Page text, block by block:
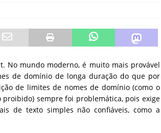
autonomia da IA se torna um risco
NOTÍCIAS
No mundo moderno, é muito mais provável
de domínio de longa duração do que por
de limites de nomes de domínio (como o
sempre foi problemática, pois exige
de texto simples não confiáveis, como a